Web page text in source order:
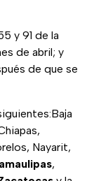
y 91 de la
de abril; y
de que se
Nayarit,
,